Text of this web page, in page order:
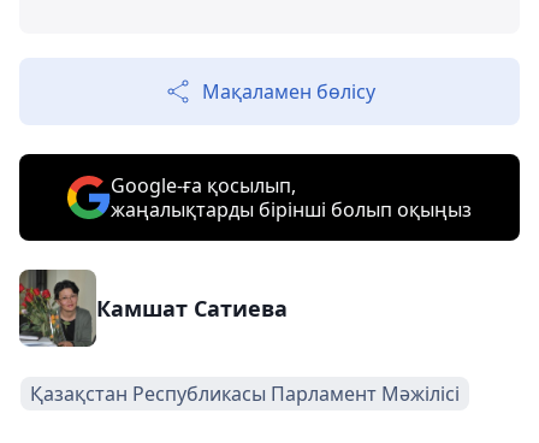
Мақаламен бөлісу
Google-ға қосылып,
жаңалықтарды бірінші болып оқыңыз
Камшат Сатиева
Қазақстан Республикасы Парламент Мәжілісі